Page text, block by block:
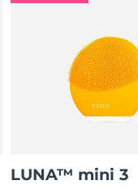
LUNA™ mini 3